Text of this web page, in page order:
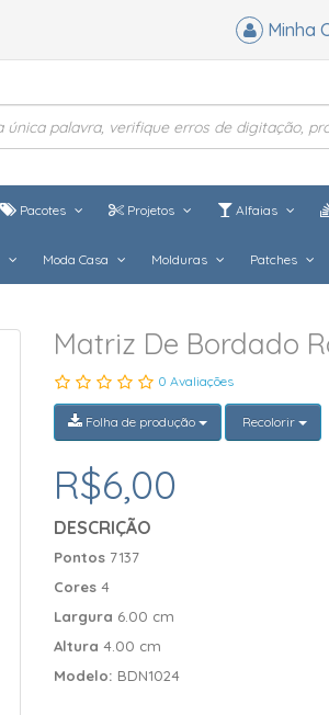
Minha
Pacotes Projetos Alfaias
Moda Casa Molduras Patches
Matriz De Bordado
0 Avaliações
Folha de produção Recolorir
R$6,00
DESCRIÇÃO
Pontos 7137
Cores 4
Largura 6.00 cm
Altura 4.00 cm
Modelo: BDN1024